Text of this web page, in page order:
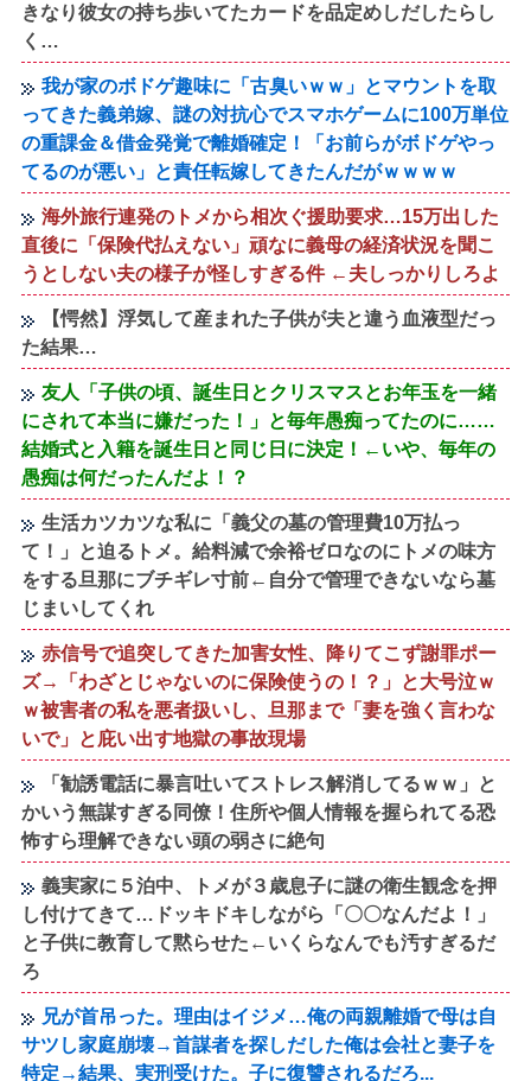
きなり彼女の持ち歩いてたカードを品定めしだしたらし
く…
我が家のボドゲ趣味に「古臭いｗｗ」とマウントを取
ってきた義弟嫁、謎の対抗心でスマホゲームに100万単位
の重課金＆借金発覚で離婚確定！「お前らがボドゲやっ
てるのが悪い」と責任転嫁してきたんだがｗｗｗｗ
海外旅行連発のトメから相次ぐ援助要求…15万出した
直後に「保険代払えない」頑なに義母の経済状況を聞こ
うとしない夫の様子が怪しすぎる件 ←夫しっかりしろよ
【愕然】浮気して産まれた子供が夫と違う血液型だっ
た結果…
友人「子供の頃、誕生日とクリスマスとお年玉を一緒
にされて本当に嫌だった！」と毎年愚痴ってたのに……
結婚式と入籍を誕生日と同じ日に決定！←いや、毎年の
愚痴は何だったんだよ！？
生活カツカツな私に「義父の墓の管理費10万払っ
て！」と迫るトメ。給料減で余裕ゼロなのにトメの味方
をする旦那にブチギレ寸前←自分で管理できないなら墓
じまいしてくれ
赤信号で追突してきた加害女性、降りてこず謝罪ポー
ズ→「わざとじゃないのに保険使うの！？」と大号泣ｗ
ｗ被害者の私を悪者扱いし、旦那まで「妻を強く言わな
いで」と庇い出す地獄の事故現場
「勧誘電話に暴言吐いてストレス解消してるｗｗ」と
かいう無謀すぎる同僚！住所や個人情報を握られてる恐
怖すら理解できない頭の弱さに絶句
義実家に５泊中、トメが３歳息子に謎の衛生観念を押
し付けてきて…ドッキドキしながら「〇〇なんだよ！」
と子供に教育して黙らせた←いくらなんでも汚すぎるだ
ろ
兄が首吊った。理由はイジメ…俺の両親離婚で母は自
サツし家庭崩壊→首謀者を探しだした俺は会社と妻子を
特定→結果、実刑受けた。子に復讐されるだろ...